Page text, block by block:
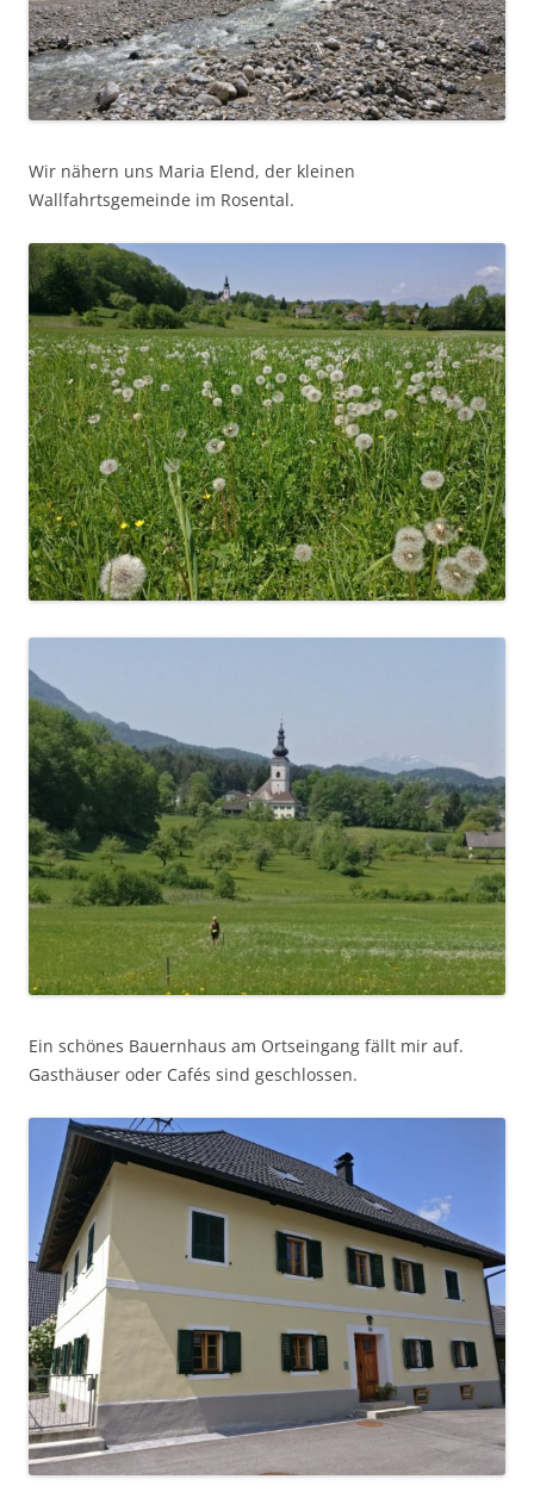
Wir nähern uns Maria Elend, der kleinen
Wallfahrtsgemeinde im Rosental.
Ein schönes Bauernhaus am Ortseingang fällt mir auf.
Gasthäuser oder Cafés sind geschlossen.